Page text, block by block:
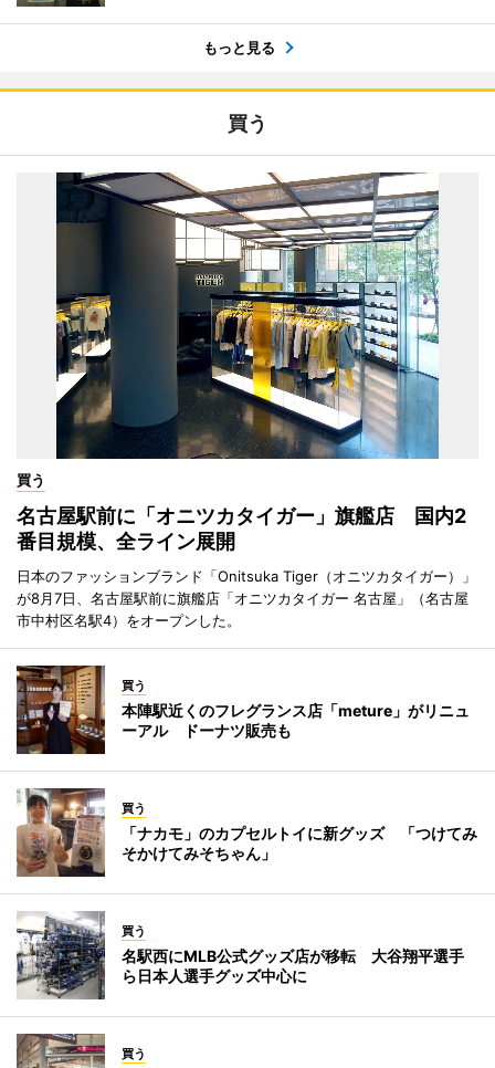
もっと見る
買う
買う
名古屋駅前に「オニツカタイガー」旗艦店 国内2
番目規模、全ライン展開
日本のファッションブランド「Onitsuka Tiger（オニツカタイガー）」
が8月7日、名古屋駅前に旗艦店「オニツカタイガー 名古屋」（名古屋
市中村区名駅4）をオープンした。
買う
本陣駅近くのフレグランス店「meture」がリニュ
ーアル ドーナツ販売も
買う
「ナカモ」のカプセルトイに新グッズ 「つけてみ
そかけてみそちゃん」
買う
名駅西にMLB公式グッズ店が移転 大谷翔平選手
ら日本人選手グッズ中心に
買う